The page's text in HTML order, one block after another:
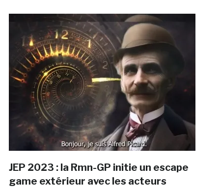
JEP 2023 : la Rmn-GP initie un escape
game extérieur avec les acteurs